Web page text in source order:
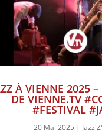
À VIENNE 2025 –
DE VIENNE.TV
#FESTIVAL
20 Mai 2025 |